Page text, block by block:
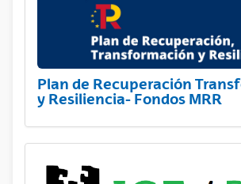
Plan de Recuperación
y Resiliencia- Fondos MRR